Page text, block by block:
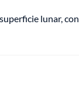
lunar,